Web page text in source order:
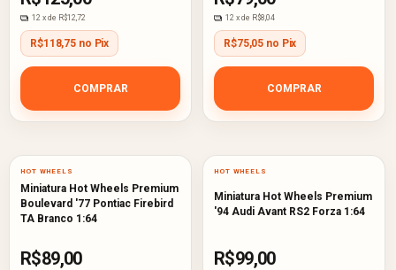
12 x de R$12,72
R$118,75 no Pix
COMPRAR
12 x de R$8,04
R$75,05 no Pix
COMPRAR
HOT WHEELS
Miniatura Hot Wheels Premium
Boulevard '77 Pontiac Firebird
TA Branco 1:64
R$89,00
HOT WHEELS
Miniatura Hot Wheels Premium
'94 Audi Avant RS2 Forza 1:64
R$99,00